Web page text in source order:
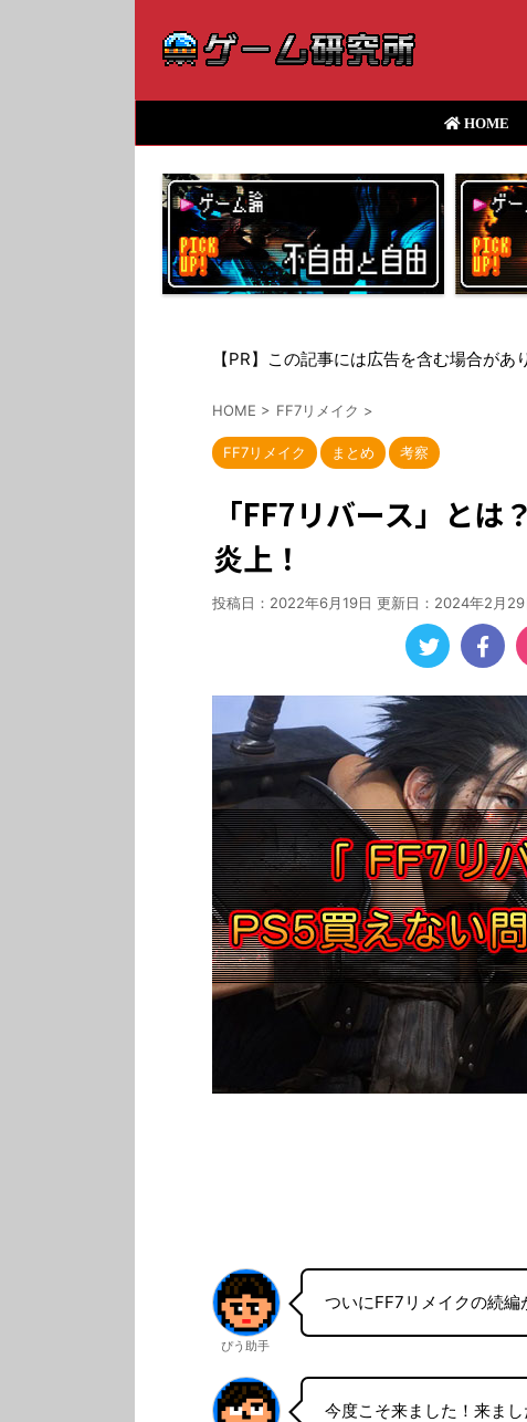
HOME
【PR】この記事には広告を含む場合があ
HOME > FF7リメイク >
FF7リメイク まとめ 考察
「FF7リバース」と
炎上！
投稿日：2022年6月19日 更新日： 2024年2月29
ぴう助手
ついにFF7リメイクの続編
今度こそ来ました！来ま